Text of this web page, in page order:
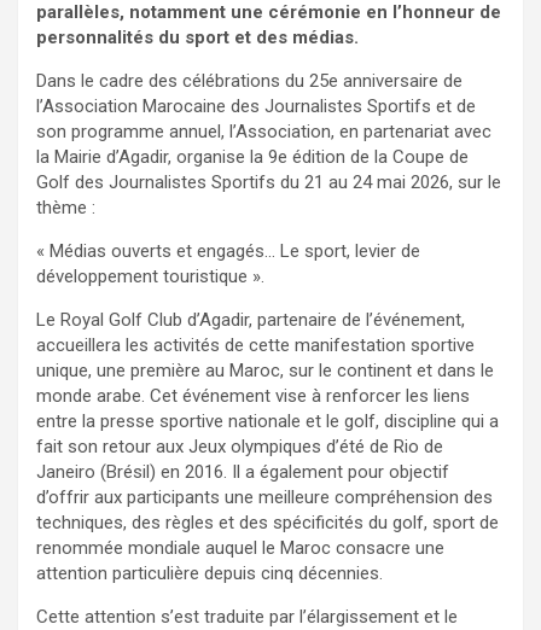
parallèles, notamment une cérémonie en l’honneur de
personnalités du sport et des médias.
Dans le cadre des célébrations du 25e anniversaire de
l’Association Marocaine des Journalistes Sportifs et de
son programme annuel, l’Association, en partenariat avec
la Mairie d’Agadir, organise la 9e édition de la Coupe de
Golf des Journalistes Sportifs du 21 au 24 mai 2026, sur le
thème :
« Médias ouverts et engagés… Le sport, levier de
développement touristique ».
Le Royal Golf Club d’Agadir, partenaire de l’événement,
accueillera les activités de cette manifestation sportive
unique, une première au Maroc, sur le continent et dans le
monde arabe. Cet événement vise à renforcer les liens
entre la presse sportive nationale et le golf, discipline qui a
fait son retour aux Jeux olympiques d’été de Rio de
Janeiro (Brésil) en 2016. Il a également pour objectif
d’offrir aux participants une meilleure compréhension des
techniques, des règles et des spécificités du golf, sport de
renommée mondiale auquel le Maroc consacre une
attention particulière depuis cinq décennies.
Cette attention s’est traduite par l’élargissement et le